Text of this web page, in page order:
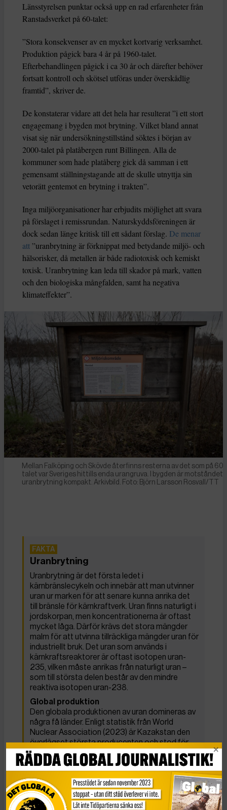
Länsstyrelsen punktar också upp en rad erfarenheter från
Ranstadsverket på 60-talet:
”Stora konsekvenser av en mycket kortvarig verksamhet.
Produktion pågick bara 4 år på 1960-talet.
Efterbehandlingen pågick i ca 30 år och därefter behöver
fortsatt kontroll och skötsel utföras under överskådlig
framtid”, skriver de.
De konstaterar vidare att det hela har resulterat ”i ett stort
engagemang i bygden mot brytning. Vilket bland annat
visat sig när undersökningstillstånd söktes i början av
2000-talet på platåbergen runt Billingen. Alla de
kommuner som hade platåberg gick då samman i ett
gemensamt ställningstagande att de skulle utnyttja sin
vetorätt gentemot en brytning i trakten”.
Inga miljöorganisationer har erbjudits möjlighet att svara
på förslaget i remissrundan. Naturskyddsföreningen är
dock sedan länge kritisk till ett sådant förslag. De menar
att”uranbrytning är förknippat med betydande miljö- och
hälsorisker, då metallen är både radiotoxisk och kemiskt
toxisk. Uranbrytning kan leda till skador på mark, vatten
och den biologiska mångfalden, samt ha negativa
klimateffekter”.
Mellan Falköping och Skövde återfinns resterna av det som på 60-
talet var Sveriges hittills enda urangruva. I bygden är motståndet
uranbrytning kompakt. Arkivbild. Foto: Björn Larsson Rosvall/TT
Uranbrytning
Uranbrytning är det första ledet i
kärnbränslecykeln och innebär att man utvinner
uran ur marken för att senare kunna anrika det
till bränsle för kärnkraftverk. Uran finns naturligt i
jordskorpan, men koncentrationerna är oftast
mycket låga. Därför krävs det stora mängder
malm för att utvinna tillräckliga mängder uran för
industriellt bruk. Det uran som används i
kärnkraftsreaktorer är oftast isotopen uran-
235, vilken måste anrikas från naturligt uran –
som till största delen består av den mindre
reaktiva isotopen uran-238.
Global produktion
Den globala produktionen av uran domineras av
några få länder. Enligt statistik från World
Nuclear Association (2023) är Kazakstan den
överlägset största producenten och stod för
cirka 43 procent av världens totala
uranproduktion år 2022. Därefter följer Kanada
och Namibia, med omkring 15 respektive 11
procent av produktionen. Även Australien har
stora tillgångar, särskilt i Northern Territory och
South Australia, och landet har några av